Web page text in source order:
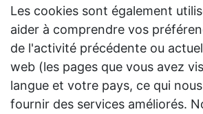
Les cookies sont également
aider à comprendre vos
de l'activité précédente ou
web (les pages que vous avez
langue et votre pays, ce qui
fournir des services améliorés.